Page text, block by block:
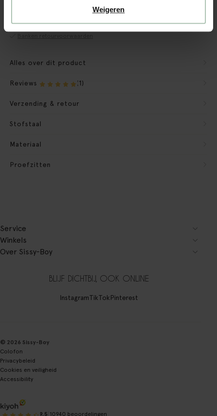
Weigeren
We maken de bank gebruiksklaar
Verpakkingsmateriaal nemen we mee
Alles over dit product
Reviews (1)
Verzending & retour
Stofstaal
Materiaal
Proefzitten
Service
Winkels
Over Sissy-Boy
BLIJF DICHTBIJ, OOK ONLINE
InstagramTikTokPinterest
© 2026 Sissy-Boy
Colofon
Privacybeleid
Cookies en veiligheid
Accessibility
9.5 10940 beoordelingen